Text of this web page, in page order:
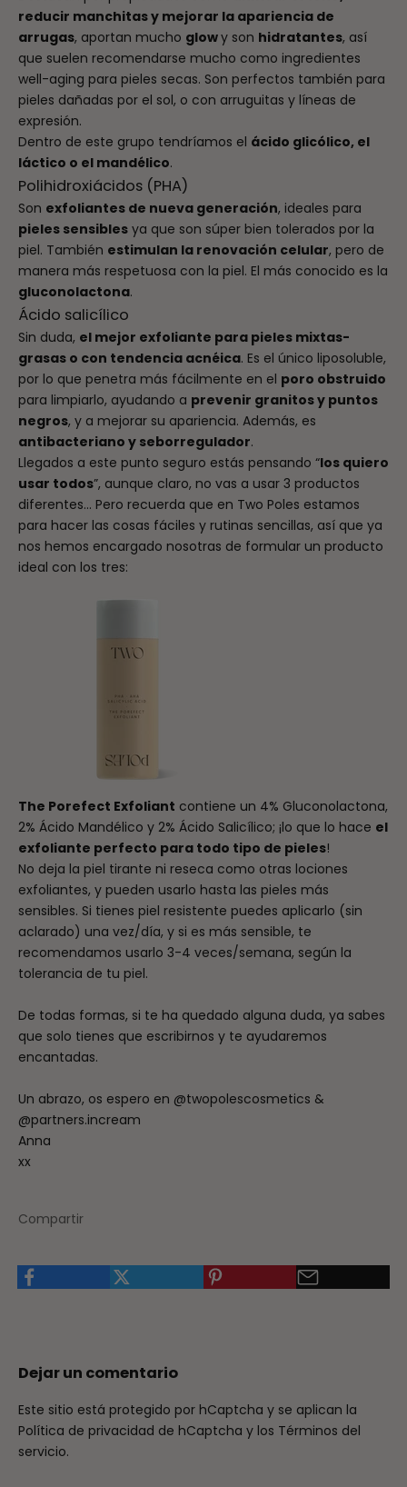
reducir manchitas y mejorar la apariencia de
arrugas, aportan mucho glowy son hidratantes, así
que suelen recomendarse mucho como ingredientes
well-aging para pieles secas. Son perfectos también para
pieles dañadas por el sol, o con arruguitas y líneas de
expresión.
Dentro de este grupo tendríamos el ácido glicólico, el
láctico o el mandélico.
Polihidroxiácidos (PHA)
Son exfoliantes de nueva generación, ideales para
pieles sensibles ya que son súper bien tolerados por la
piel. También estimulan la renovación celular, pero de
manera más respetuosa con la piel. El más conocido es la
gluconolactona.
Ácido salicílico
Sin duda, el mejor exfoliante para pieles mixtas-
grasas o con tendencia acnéica. Es el único liposoluble,
por lo que penetra más fácilmente en el poro obstruido
para limpiarlo, ayudando a prevenir granitos y puntos
negros, y a mejorar su apariencia. Además, es
antibacteriano y seborregulador.
Llegados a este punto seguro estás pensando “los quiero
usar todos”, aunque claro, no vas a usar 3 productos
diferentes… Pero recuerda que en Two Poles estamos
para hacer las cosas fáciles y rutinas sencillas, así que ya
nos hemos encargado nosotras de formular un producto
ideal con los tres:
The Porefect Exfoliant contiene un 4% Gluconolactona,
2% Ácido Mandélico y 2% Ácido Salicílico; ¡lo que lo hace el
exfoliante perfecto para todo tipo de pieles!
No deja la piel tirante ni reseca como otras lociones
exfoliantes, y pueden usarlo hasta las pieles más
sensibles. Si tienes piel resistente puedes aplicarlo (sin
aclarado) una vez/día, y si es más sensible, te
recomendamos usarlo 3-4 veces/semana, según la
tolerancia de tu piel.
De todas formas, si te ha quedado alguna duda, ya sabes
que solo tienes que escribirnos y te ayudaremos
encantadas.
Un abrazo, os espero en @twopolescosmetics &
@partners.incream
Anna
xx
Compartir
Dejar un comentario
Este sitio está protegido por hCaptcha y se aplican la
Política de privacidad de hCaptcha y los Términos del
servicio.